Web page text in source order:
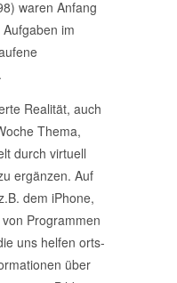
waren Anfang
im
Realität, auch
Thema,
durch virtuell
ergänzen. Auf
dem iPhone,
Programmen
uns helfen orts-
über